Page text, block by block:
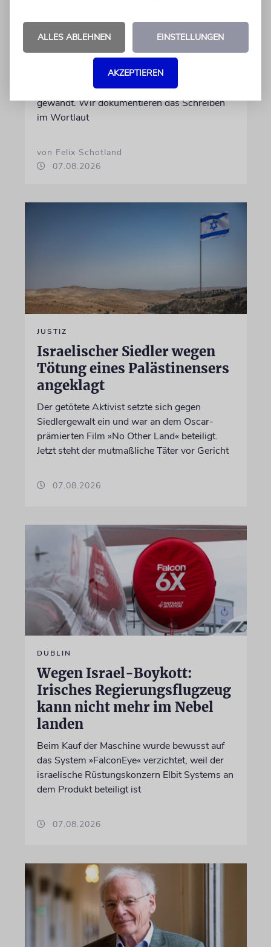
untergräbt
Felix Schotland, Vorstand der Synagogen-
Gemeinde Köln, an WDR-
Programmdirektorin Andrea Schafarczyk
gewandt. Wir dokumentieren das Schreiben
im Wortlaut
von Felix Schotland
07.08.2026
JUSTIZ
Israelischer Siedler wegen
Tötung eines Palästinensers
angeklagt
Der getötete Aktivist setzte sich gegen
Siedlergewalt ein und war an dem Oscar-
prämierten Film »No Other Land« beteiligt.
Jetzt steht der mutmaßliche Täter vor Gericht
07.08.2026
DUBLIN
Wegen Israel-Boykott:
Irisches Regierungsflugzeug
kann nicht mehr im Nebel
landen
Beim Kauf der Maschine wurde bewusst auf
das System »FalconEye« verzichtet, weil der
israelische Rüstungskonzern Elbit Systems an
dem Produkt beteiligt ist
07.08.2026
ALLES ABLEHNEN EINSTELLUNGEN
AKZEPTIEREN